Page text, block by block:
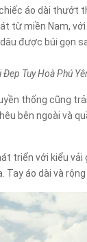
áo dài thướt
từ miền Nam,
được búi gọn
Tuy Hoà Phú
thống cũng
bên ngoài và
triển với kiểu
áo dài và